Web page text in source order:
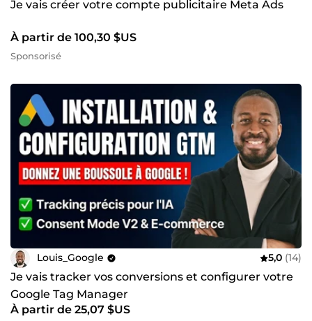
Je vais créer votre compte publicitaire Meta Ads
À partir de 100,30 $US
Sponsorisé
Louis_Google 5,0 (14)
Je vais tracker vos conversions et configurer votre
Google Tag Manager
À partir de 25,07 $US